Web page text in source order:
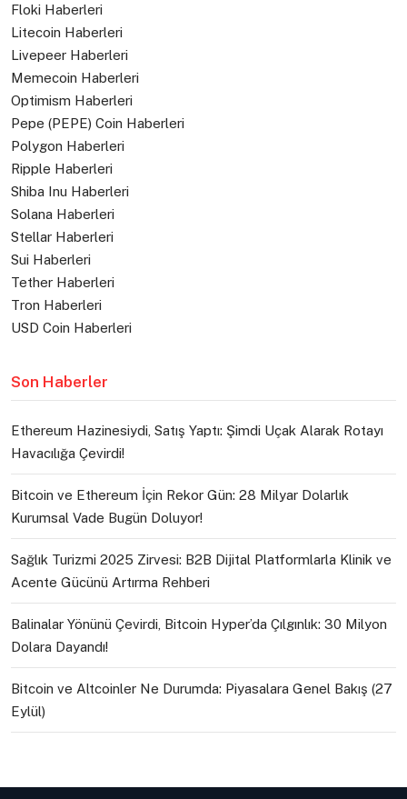
Floki Haberleri
Litecoin Haberleri
Livepeer Haberleri
Memecoin Haberleri
Optimism Haberleri
Pepe (PEPE) Coin Haberleri
Polygon Haberleri
Ripple Haberleri
Shiba Inu Haberleri
Solana Haberleri
Stellar Haberleri
Sui Haberleri
Tether Haberleri
Tron Haberleri
USD Coin Haberleri
Son Haberler
Ethereum Hazinesiydi, Satış Yaptı: Şimdi Uçak Alarak Rotayı
Havacılığa Çevirdi!
Bitcoin ve Ethereum İçin Rekor Gün: 28 Milyar Dolarlık
Kurumsal Vade Bugün Doluyor!
Sağlık Turizmi 2025 Zirvesi: B2B Dijital Platformlarla Klinik ve
Acente Gücünü Artırma Rehberi
Balinalar Yönünü Çevirdi, Bitcoin Hyper’da Çılgınlık: 30 Milyon
Dolara Dayandı!
Bitcoin ve Altcoinler Ne Durumda: Piyasalara Genel Bakış (27
Eylül)